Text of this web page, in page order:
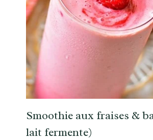
Smoothie aux fraises &
lait fermente)